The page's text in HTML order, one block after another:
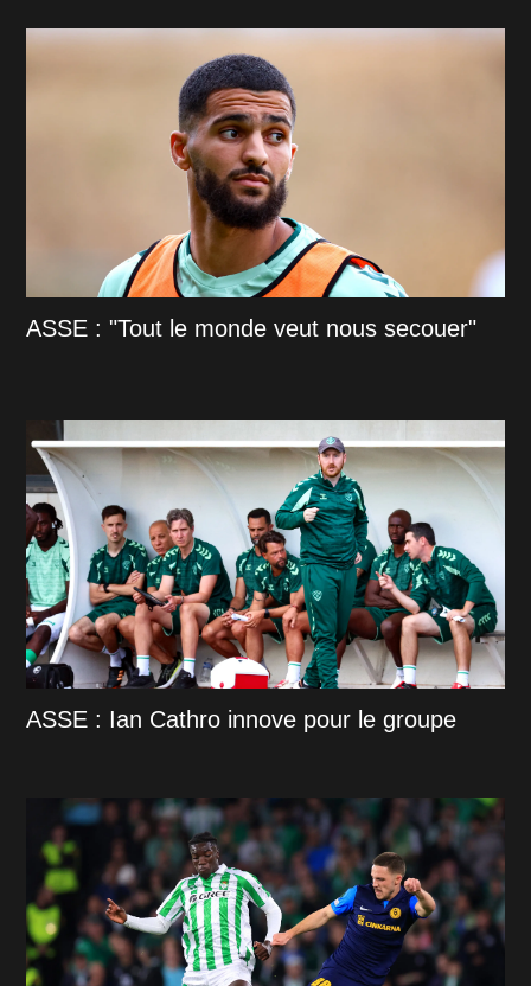
ASSE : "Tout le monde veut nous secouer"
ASSE : Ian Cathro innove pour le groupe